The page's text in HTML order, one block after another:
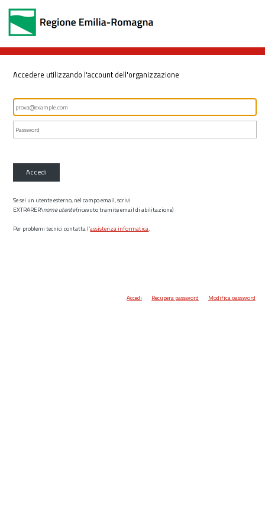
Accedere utilizzando l'account dell'organizzazione
Accedi
Se sei un utente esterno, nel campo email, scrivi
EXTRARER\nome utente(ricevuto tramite email di abilitazione)
Per problemi tecnici contatta l’assistenza informatica.
Accedi Recupera password Modifica password